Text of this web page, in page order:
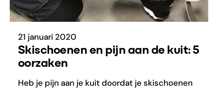
21 januari 2020
Skischoenen en pijn aan de kuit: 5
oorzaken
Heb je pijn aan je kuit doordat je skischoenen